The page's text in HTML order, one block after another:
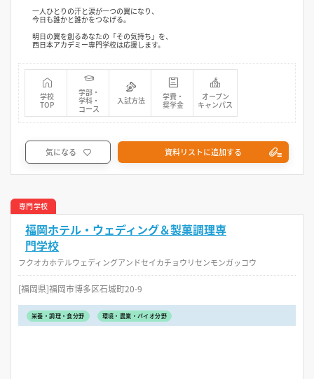
一人ひとりの汗と涙が一つの翼になり、
今日も誰かと誰かをつなげる。
明日の翼を創るあなたの「その気持ち」を、
西日本アカデミー専門学校は応援します。
学校
TOP
学部・
学科・
コース
入試方法
学費・
奨学金
オープン
キャンパス
気になる 資料リストに追加する
専門学校
福岡ホテル・ウェディング＆製菓調理専
門学校
フクオカホテルウェディングアンドセイカチョウリセンモンガッコウ
[福岡県]福岡市博多区石城町20-9
栄養・調理・食分野 環境・農業・バイオ分野